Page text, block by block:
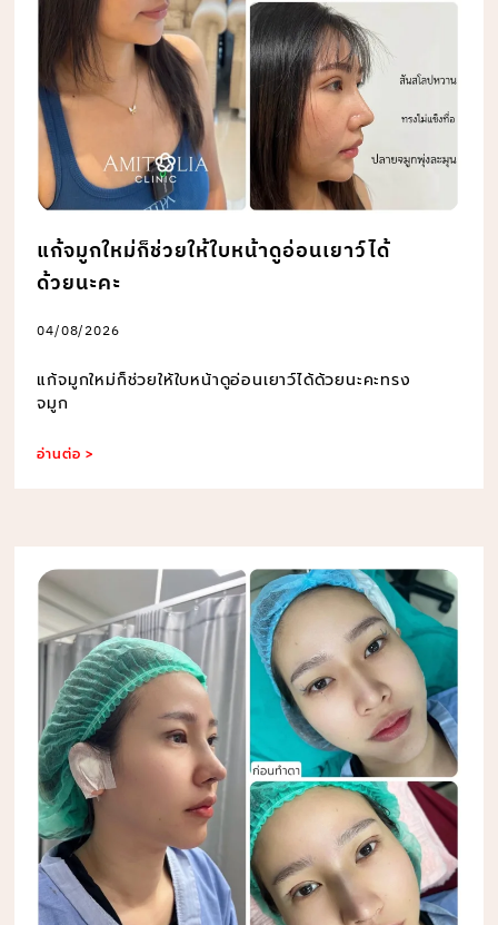
แก้จมูกใหม่ก็ช่วยให้ใบหน้าดูอ่อนเยาว์ได้
ด้วยนะคะ
04/08/2026
แก้จมูกใหม่ก็ช่วยให้ใบหน้าดูอ่อนเยาว์ได้ด้วยนะคะทรง
จมูก
อ่านต่อ >